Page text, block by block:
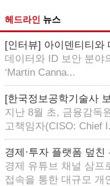
헤드라인 뉴스
[인터뷰] 아이덴티티와
데이터와 ID 보안 분야
‘Martin Canna...
[한국정보공학기술사
지난 8월 초, 금융감독
고책임자(CISO: Chief
경제·투자 플랫폼 덮
경제 유튜브 채널 삼프
접속을 통한 대규모 개